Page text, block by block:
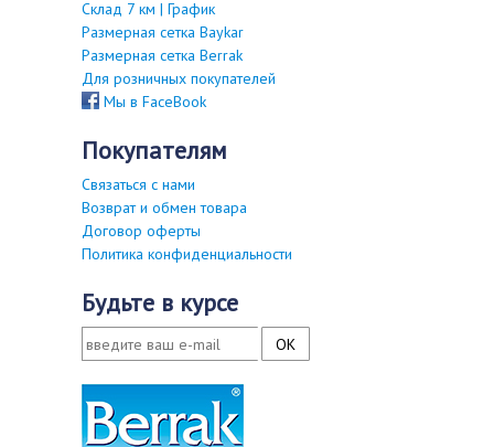
Склад 7 км | График
Размерная сетка Baykar
Размерная сетка Berrak
Для розничных покупателей
Мы в FaceBook
покупателям
Связаться с нами
Возврат и обмен товара
Договор оферты
Политика конфиденциальности
будьте в курсе